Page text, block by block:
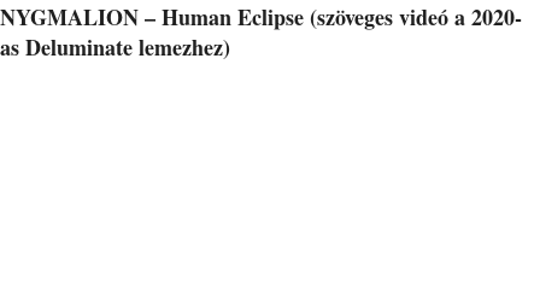
NYGMALION – Human Eclipse (szöveges videó a 2020-
as Deluminate lemezhez)